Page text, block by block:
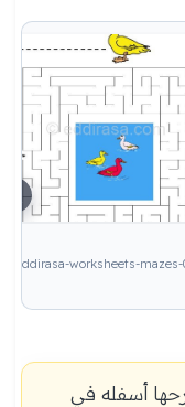
eddirasa-worksheets-mazes-
أسفله في